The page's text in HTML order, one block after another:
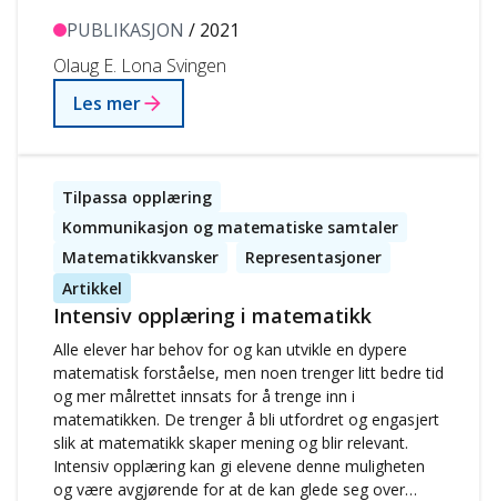
tallfaktakunnskap. Målet er at elever…
PUBLIKASJON / 2021
Les mer
Olaug E. Lona Svingen
Tilpassa opplæring
Kommunikasjon og matematiske samtaler
Matematikkvansker
Representasjoner
Artikkel
Intensiv opplæring i matematikk
Alle elever har behov for og kan utvikle en dypere
matematisk forståelse, men noen trenger litt bedre tid
og mer målrettet innsats for å trenge inn i
matematikken. De trenger å bli utfordret og engasjert
slik at matematikk skaper mening og blir relevant.
Intensiv opplæring kan gi elevene denne muligheten
og være avgjørende for at de kan glede seg over